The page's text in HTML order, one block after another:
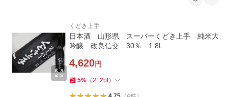
くどき上手
日本酒 山形県 スーパーくどき上手 純米大
吟醸 改良信交 30％ 1.8L
4,620円
5% （212pt）